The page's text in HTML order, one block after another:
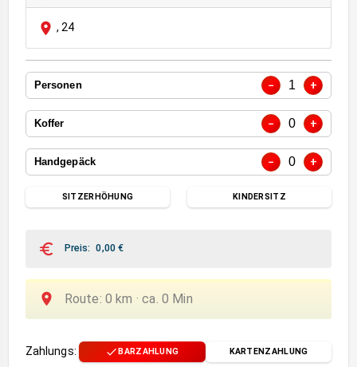
, 24
Personen − 1 +
Koffer − 0 +
Handgepäck − 0 +
SITZERHÖHUNG KINDERSITZ
Preis: 0,00€
Route: 0 km ·ca. 0 Min
Zahlungs: BARZAHLUNG KARTENZAHLUNG